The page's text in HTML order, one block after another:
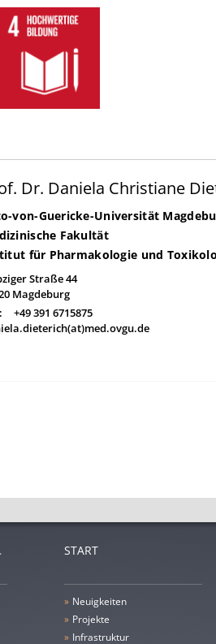
Dr. Daniela Christiane
von-Guericke-Universität
Fakultät
für Pharmakologie und
Straße 44
Magdeburg
+49 391 6715875
START
» Neuigkeiten
» Projekte
» Infrastruktur